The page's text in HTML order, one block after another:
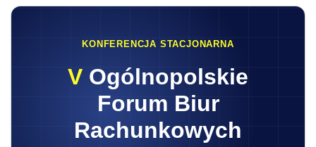
KONFERENCJA STACJONARNA
V Ogólnopolskie
Forum Biur
Rachunkowych